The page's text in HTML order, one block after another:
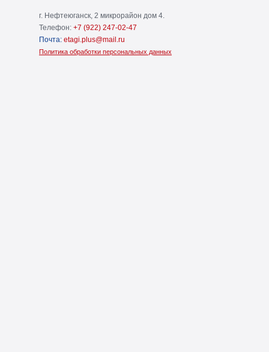
г. Нефтеюганск, 2 микрорайон дом 4.
Телефон: +7 (922) 247-02-47
Почта: etagi.plus@mail.ru
Политика обработки персональных данных